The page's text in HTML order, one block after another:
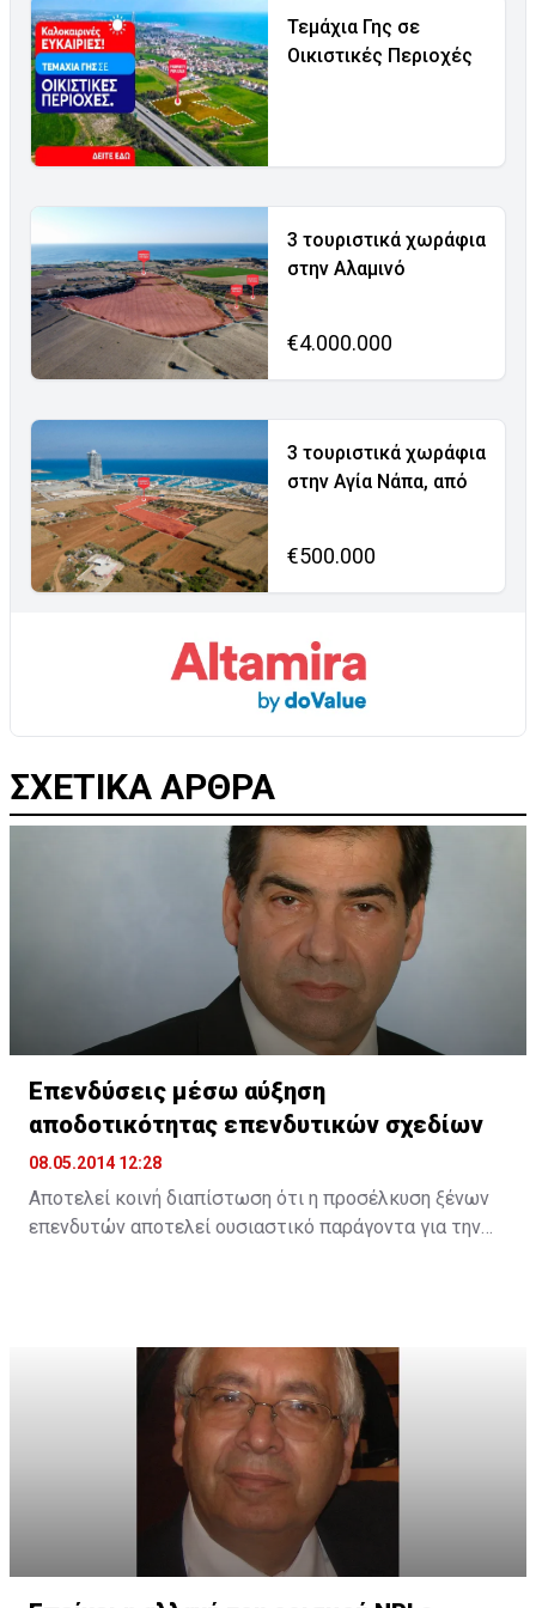
Τεμάχια Γης σε
Οικιστικές Περιοχές
3 τουριστικά χωράφια
στην Αλαμινό
€4.000.000
3 τουριστικά χωράφια
στην Αγία Νάπα, από
€500.000
ΣΧΕΤΙΚΑ ΑΡΘΡΑ
Επενδύσεις μέσω αύξηση
αποδοτικότητας επενδυτικών σχεδίων
08.05.2014 12:28
Αποτελεί κοινή διαπίστωση ότι η προσέλκυση ξένων
επενδυτών αποτελεί ουσιαστικό παράγοντα για την
δημιουργία νέων θέσεων εργασίας.
Συνεπώς, οι συντονισμένες προσπάθειες που
καταβάλλει η Κυβέρνηση, ο Κυπριακός Οργανισμός
Προσέλκυσης Επενδύσεων (CIPA) και ο Σύνδεσμος
Μεγάλων Αναπτύξεων, για προσέλκυση ξένων
επενδύσεων κινούνται προς τη σωστή κατεύθυνση και
πρέπει να συνεχιστούν και εντατικοποιηθούν. Ωστόσο,
για να μετουσιωθεί το ενδιαφέρον σε πράξη, θα πρέπει